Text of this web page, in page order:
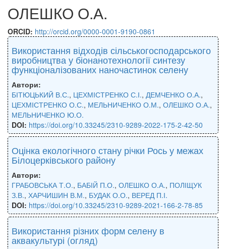
ОЛЕШКО О.А.
ORCID: http://orcid.org/0000-0001-9190-0861
Використання відходів сільськогосподарського
виробництва у біонанотехнології синтезу
функціоналізованих наночастинок селену
Автори:
БІТЮЦЬКИЙ В.С., ЦЕХМІСТРЕНКО С.І., ДЕМЧЕНКО О.А.,
ЦЕХМІСТРЕНКО О.С., МЕЛЬНИЧЕНКО О.М., ОЛЕШКО О.А.,
МЕЛЬНИЧЕНКО Ю.О.
DOI: https://doi.org/10.33245/2310-9289-2022-175-2-42-50
Оцінка екологічного стану річки Рось у межах
Білоцерківського району
Автори:
ГРАБОВСЬКА Т.О., БАБІЙ П.О., ОЛЕШКО О.А., ПОЛІЩУК
З.В., ХАРЧИШИН В.М., БУДАК О.О., ВЕРЕД П.І.
DOI: https://doi.org/10.33245/2310-9289-2021-166-2-78-85
Використання різних форм селену в
аквакультурі (огляд)